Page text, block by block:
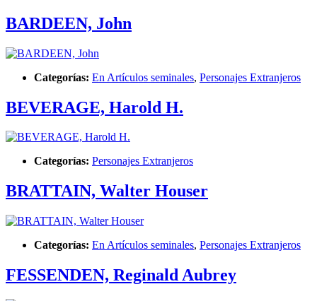
BARDEEN, John
Categorías: En Artículos seminales, Personajes Extranjeros
BEVERAGE, Harold H.
Categorías: Personajes Extranjeros
BRATTAIN, Walter Houser
Categorías: En Artículos seminales, Personajes Extranjeros
FESSENDEN, Reginald Aubrey